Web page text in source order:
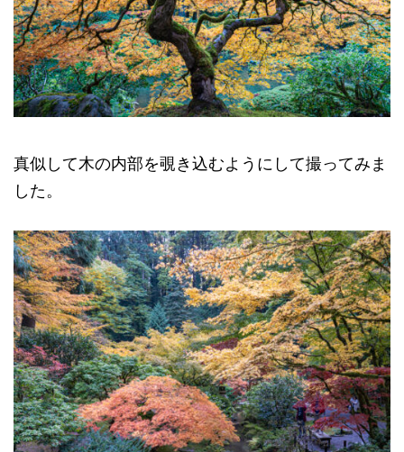
真似して木の内部を覗き込むようにして撮ってみま
した。